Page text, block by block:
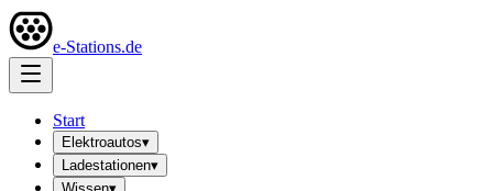
e-Stations.de
Start
Elektroautos▾
Ladestationen▾